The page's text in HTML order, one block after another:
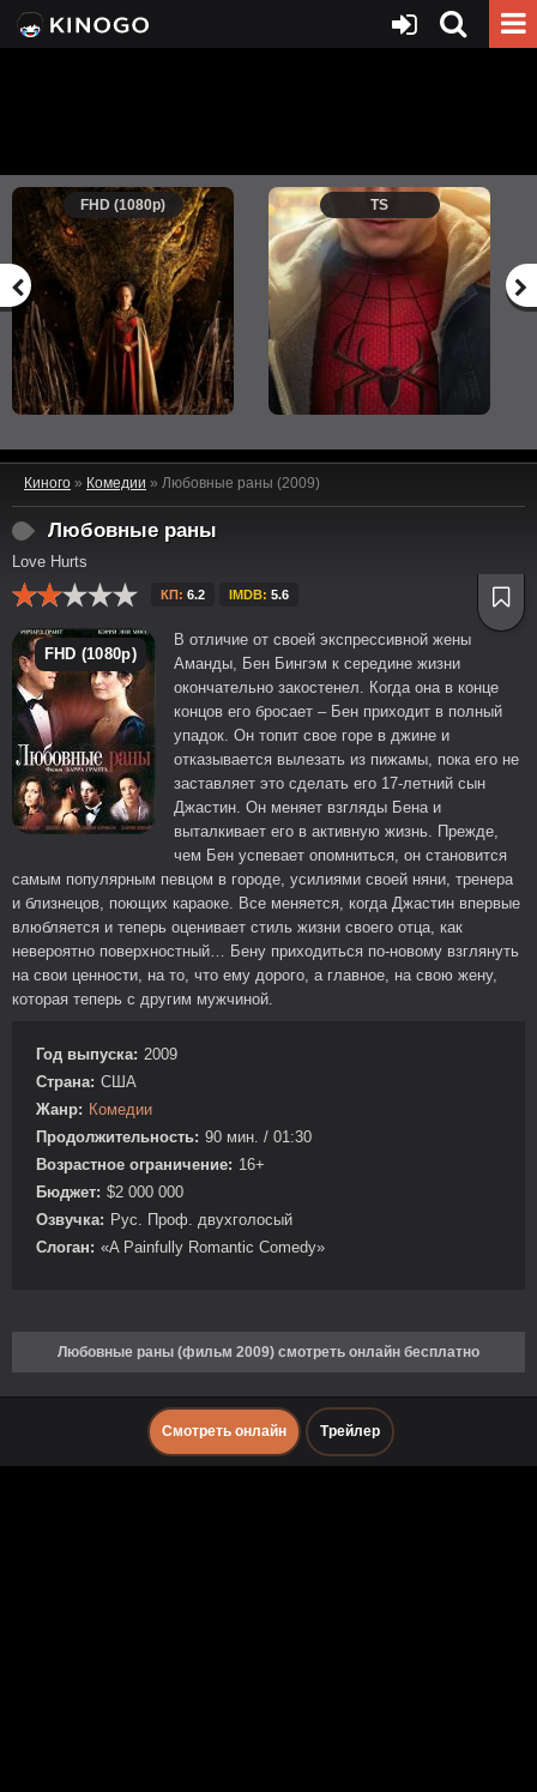
FHD (1080p) TS
Киного » Комедии » Любовные раны (2009)
Любовные раны
Love Hurts
КП: 6.2 IMDB: 5.6
FHD (1080p)
В отличие от своей экспрессивной жены
Аманды, Бен Бингэм к середине жизни
окончательно закостенел. Когда она в конце
концов его бросает – Бен приходит в полный
упадок. Он топит свое горе в джине и
отказывается вылезать из пижамы, пока его не
заставляет это сделать его 17-летний сын
Джастин. Он меняет взгляды Бена и
выталкивает его в активную жизнь. Прежде,
чем Бен успевает опомниться, он становится
самым популярным певцом в городе, усилиями своей няни, тренера
и близнецов, поющих караоке. Все меняется, когда Джастин впервые
влюбляется и теперь оценивает стиль жизни своего отца, как
невероятно поверхностный… Бену приходиться по-новому взглянуть
на свои ценности, на то, что ему дорого, а главное, на свою жену,
которая теперь с другим мужчиной.
Год выпуска: 2009
Страна: США
Жанр: Комедии
Продолжительность: 90 мин. / 01:30
Возрастное ограничение: 16+
Бюджет: $2 000 000
Озвучка: Рус. Проф. двухголосый
Слоган: «A Painfully Romantic Comedy»
Любовные раны (фильм 2009) смотреть онлайн бесплатно
Смотреть онлайн Трейлер